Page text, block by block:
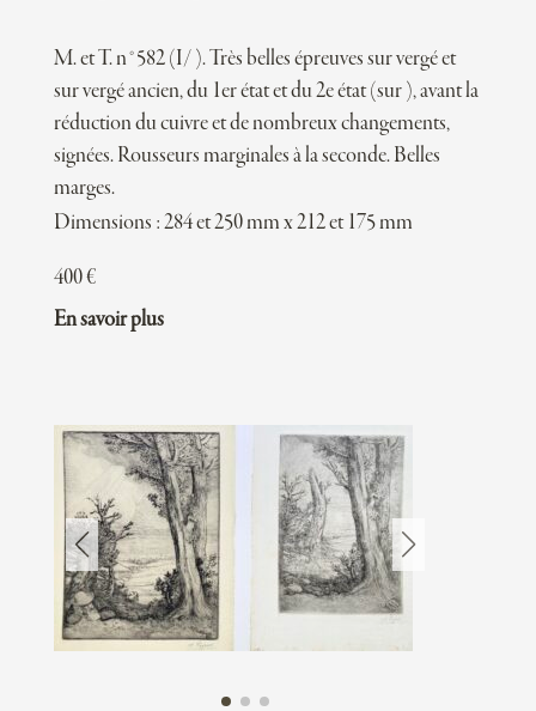
M. et T. n°582 (I/ ). Très belles épreuves sur vergé et
sur vergé ancien, du 1er état et du 2e état (sur ), avant la
réduction du cuivre et de nombreux changements,
signées. Rousseurs marginales à la seconde. Belles
marges.
Dimensions : 284 et 250 mm x 212 et 175 mm
400€
En savoir plus